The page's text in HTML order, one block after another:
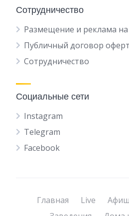
Сотрудничество
Размещение и реклама на
Публичный договор
Сотрудничество
Социальные сети
Instagram
Telegram
Facebook
Главная Live